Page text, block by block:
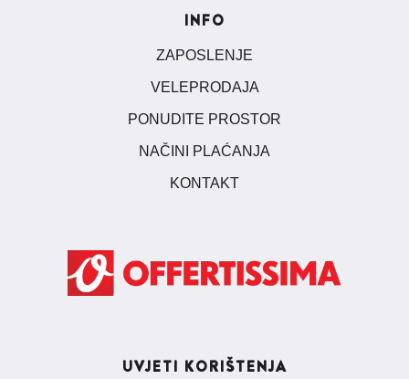
INFO
ZAPOSLENJE
VELEPRODAJA
PONUDITE PROSTOR
NAČINI PLAĆANJA
KONTAKT
UVJETI KORIŠTENJA